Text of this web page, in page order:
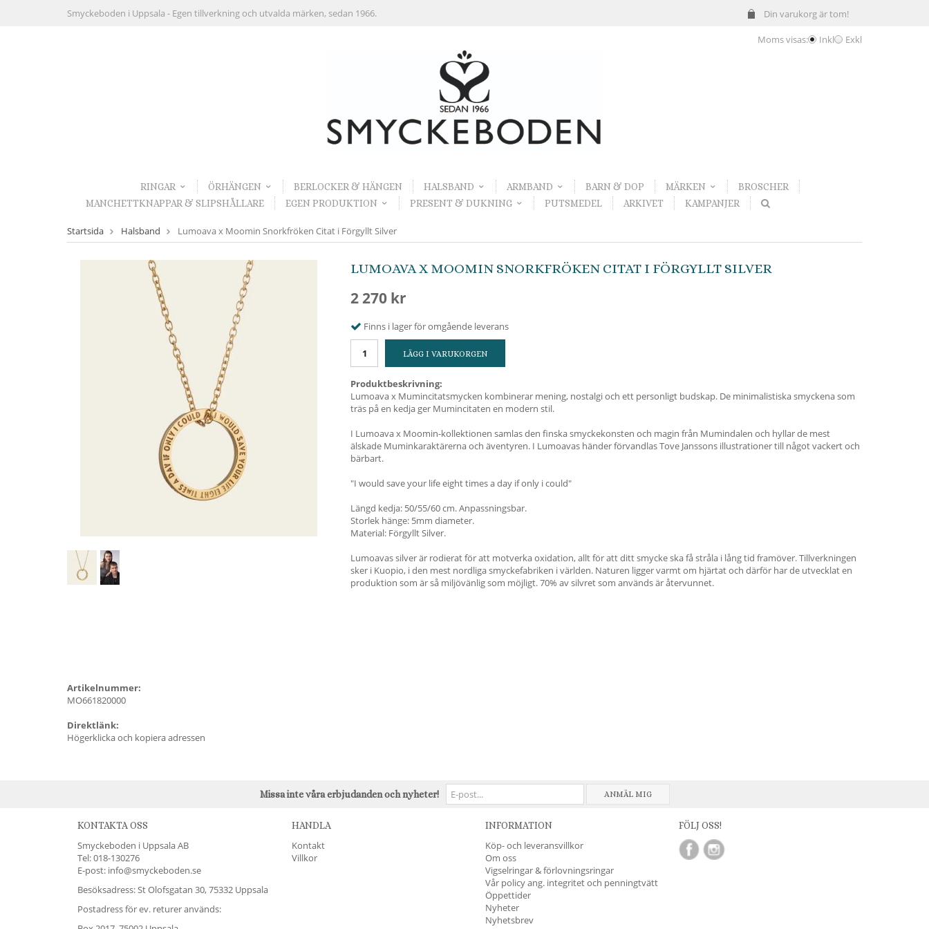
Din varukorg är tom!
Smyckeboden i Uppsala - Egen tillverkning och utvalda märken, sedan 1966.
Moms visas: Inkl Exkl
RINGAR ÖRHÄNGEN BERLOCKER & HÄNGEN HALSBAND ARMBAND BARN & DOP MÄRKEN
BROSCHER
MANCHETTKNAPPAR & SLIPSHÅLLARE
EGEN PRODUKTION PRESENT & DUKNING PUTSMEDEL ARKIVET KAMPANJER
Startsida Halsband Lumoava x Moomin Snorkfröken Citat i Förgyllt Silver
LUMOAVA X MOOMIN SNORKFRÖKEN CITAT I FÖRGYLLT SILVER
2 270 kr
Finns i lager för omgående leverans
LÄGG I VARUKORGEN
Produktbeskrivning:
Lumoava x Mumincitatsmycken kombinerar mening, nostalgi och ett personligt budskap. De minimalistiska smyckena som
träs på en kedja ger Mumincitaten en modern stil.
I Lumoava x Moomin-kollektionen samlas den finska smyckekonsten och magin från Mumindalen och hyllar de mest
älskade Muminkaraktärerna och äventyren. I Lumoavas händer förvandlas Tove Janssons illustrationer till något vackert och
bärbart.
"I would save your life eight times a day if only i could"
Längd kedja: 50/55/60 cm. Anpassningsbar.
Storlek hänge: 5mm diameter.
Material: Förgyllt Silver.
Lumoavas silver är rodierat för att motverka oxidation, allt för att ditt smycke ska få stråla i lång tid framöver. Tillverkningen
sker i Kuopio, i den mest nordliga smyckefabriken i världen. Naturen ligger varmt om hjärtat och därför har de utvecklat en
produktion som är så miljövänlig som möjligt. 70% av silvret som används är återvunnet.
Artikelnummer:
MO661820000
Direktlänk:
Högerklicka och kopiera adressen
Missa inte våra erbjudanden och nyheter! ANMÄL MIG
KONTAKTA OSS
Smyckeboden i Uppsala AB
Tel:018-130276
E-post: info@smyckeboden.se
Besöksadress: St Olofsgatan 30, 75332 Uppsala
Postadress för ev. returer används:
HANDLA
Kontakt
Villkor
INFORMATION
Köp- och leveransvillkor
Om oss
Vigselringar & förlovningsringar
Vår policy ang. integritet och penningtvätt
Öppettider
Nyheter
Nyhetsbrev
FÖLJ OSS!